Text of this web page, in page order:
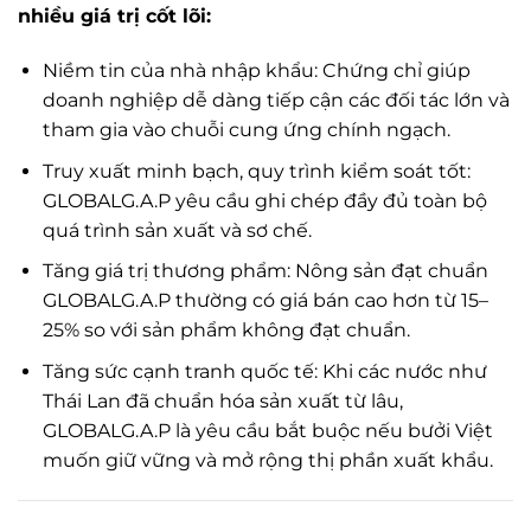
nhiều giá trị cốt lõi:
Niềm tin của nhà nhập khẩu: Chứng chỉ giúp
doanh nghiệp dễ dàng tiếp cận các đối tác lớn và
tham gia vào chuỗi cung ứng chính ngạch.
Truy xuất minh bạch, quy trình kiểm soát tốt:
GLOBALG.A.P yêu cầu ghi chép đầy đủ toàn bộ
quá trình sản xuất và sơ chế.
Tăng giá trị thương phẩm: Nông sản đạt chuẩn
GLOBALG.A.P thường có giá bán cao hơn từ 15–
25% so với sản phẩm không đạt chuẩn.
Tăng sức cạnh tranh quốc tế: Khi các nước như
Thái Lan đã chuẩn hóa sản xuất từ lâu,
GLOBALG.A.P là yêu cầu bắt buộc nếu bưởi Việt
muốn giữ vững và mở rộng thị phần xuất khẩu.